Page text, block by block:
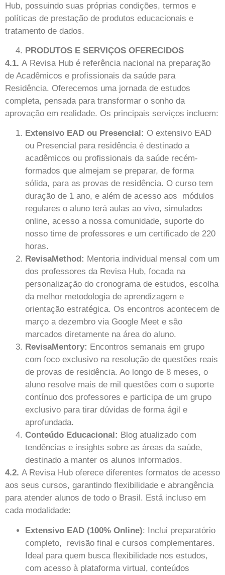
Hub, possuindo suas próprias condições, termos e
políticas de prestação de produtos educacionais e
tratamento de dados.
PRODUTOS E SERVIÇOS OFERECIDOS
4.1. A Revisa Hub é referência nacional na preparação
de Acadêmicos e profissionais da saúde para
Residência. Oferecemos uma jornada de estudos
completa, pensada para transformar o sonho da
aprovação em realidade. Os principais serviços incluem:
Extensivo EAD ou Presencial: O extensivo EAD
ou Presencial para residência é destinado a
acadêmicos ou profissionais da saúde recém-
formados que almejam se preparar, de forma
sólida, para as provas de residência. O curso tem
duração de 1 ano, e além de acesso aos módulos
regulares o aluno terá aulas ao vivo, simulados
online, acesso a nossa comunidade, suporte do
nosso time de professores e um certificado de 220
horas.
RevisaMethod: Mentoria individual mensal com um
dos professores da Revisa Hub, focada na
personalização do cronograma de estudos, escolha
da melhor metodologia de aprendizagem e
orientação estratégica. Os encontros acontecem de
março a dezembro via Google Meet e são
marcados diretamente na área do aluno.
RevisaMentory: Encontros semanais em grupo
com foco exclusivo na resolução de questões reais
de provas de residência. Ao longo de 8 meses, o
aluno resolve mais de mil questões com o suporte
contínuo dos professores e participa de um grupo
exclusivo para tirar dúvidas de forma ágil e
aprofundada.
Conteúdo Educacional: Blog atualizado com
tendências e insights sobre as áreas da saúde,
destinado a manter os alunos informados.
4.2. A Revisa Hub oferece diferentes formatos de acesso
aos seus cursos, garantindo flexibilidade e abrangência
para atender alunos de todo o Brasil. Está incluso em
cada modalidade:
Extensivo EAD (100% Online): Inclui preparatório
completo, revisão final e cursos complementares.
Ideal para quem busca flexibilidade nos estudos,
com acesso à plataforma virtual, conteúdos